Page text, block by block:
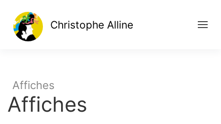
Christophe Alline
Affiches
Affiches